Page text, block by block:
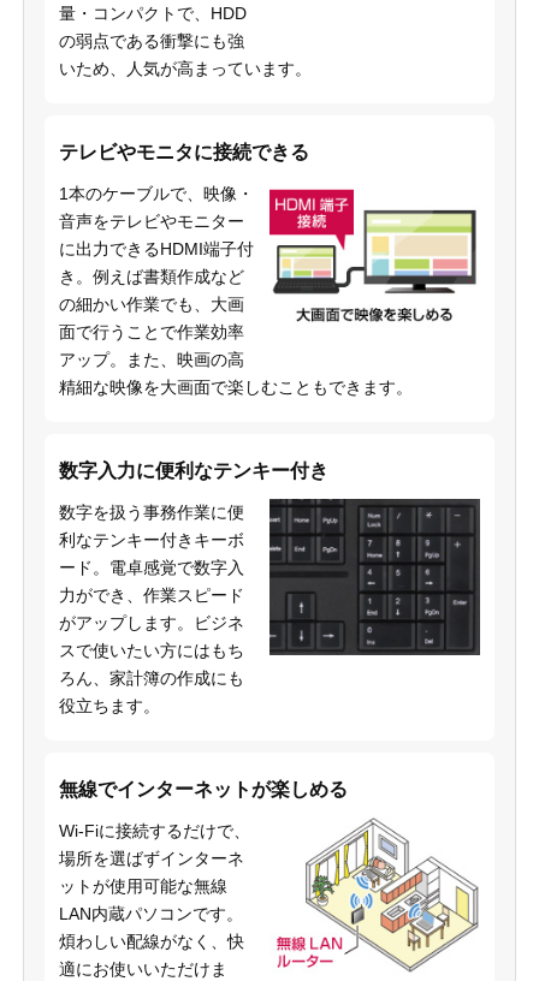
量・コンパクトで、HDD
の弱点である衝撃にも強
いため、人気が高まっています。
テレビやモニタに接続できる
1本のケーブルで、映像・
音声をテレビやモニター
に出力できるHDMI端子付
き。例えば書類作成など
の細かい作業でも、大画
面で行うことで作業効率
アップ。また、映画の高
精細な映像を大画面で楽しむこともできます。
数字入力に便利なテンキー付き
数字を扱う事務作業に便
利なテンキー付きキーボ
ード。電卓感覚で数字入
力ができ、作業スピード
がアップします。ビジネ
スで使いたい方にはもち
ろん、家計簿の作成にも
役立ちます。
無線でインターネットが楽しめる
Wi-Fiに接続するだけで、
場所を選ばずインターネ
ットが使用可能な無線
LAN内蔵パソコンです。
煩わしい配線がなく、快
適にお使いいただけま